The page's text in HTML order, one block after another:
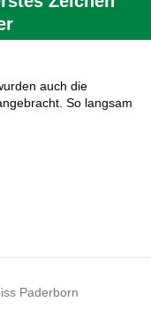
auch die
So langsam
Paderborn